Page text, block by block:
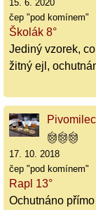
15. 6. 2020
čep "pod komínem"
Školák 8°
Jediný vzorek,
žitný ejl,
Pivomilec
17. 10. 2018
čep "pod komínem"
Rapl 13°
Ochutnáno